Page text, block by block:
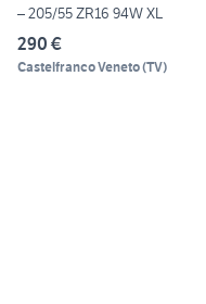
– 205/55 ZR16 94W XL
290 €
Castelfranco Veneto(TV)